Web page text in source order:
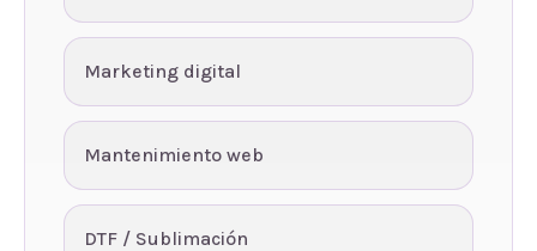
Marketing digital
Mantenimiento web
DTF / Sublimación